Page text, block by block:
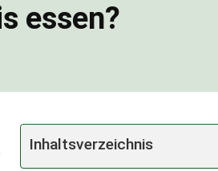
essen?
Inhaltsverzeichnis